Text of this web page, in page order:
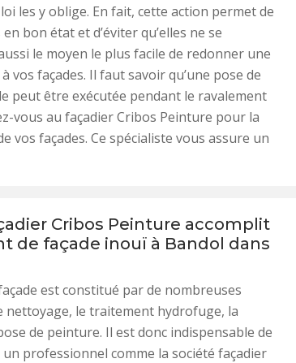
les y oblige. En fait, cette action permet de
bon état et d’éviter qu’elles ne se
le moyen le plus facile de redonner une
vos façades. Il faut savoir qu’une pose de
peut être exécutée pendant le ravalement
vous au façadier Cribos Peinture pour la
vos façades. Ce spécialiste vous assure un
Cribos Peinture accomplit
de façade inouï à Bandol dans
est constitué par de nombreuses
nettoyage, le traitement hydrofuge, la
de peinture. Il est donc indispensable de
professionnel comme la société façadier